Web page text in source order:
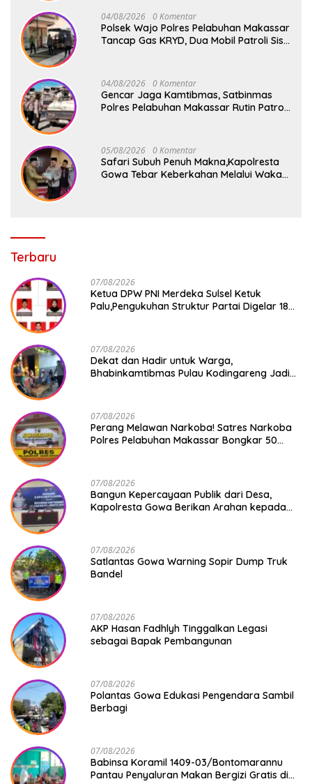
04/08/2026 0 Komentar
Polsek Wajo Polres Pelabuhan Makassar
Tancap Gas KRYD, Dua Mobil Patroli Sisir
04/08/2026 0 Komentar
Gencar Jaga Kamtibmas, Satbinmas
Polres Pelabuhan Makassar Rutin Patroli
05/08/2026 0 Komentar
Safari Subuh Penuh Makna,Kapolresta
Gowa Tebar Keberkahan Melalui Wakaf
Terbaru
07/08/2026
Ketua DPW PNI Merdeka Sulsel Ketuk
Palu,Pengukuhan Struktur Partai Digelar 18
07/08/2026
Dekat dan Hadir untuk Warga,
Bhabinkamtibmas Pulau Kodingareng Jadi
07/08/2026
Perang Melawan Narkoba! Satres Narkoba
Polres Pelabuhan Makassar Bongkar 50
07/08/2026
Bangun Kepercayaan Publik dari Desa,
Kapolresta Gowa Berikan Arahan kepada
07/08/2026
Satlantas Gowa Warning Sopir Dump Truk
Bandel
07/08/2026
AKP Hasan Fadhlyh Tinggalkan Legasi
sebagai Bapak Pembangunan
07/08/2026
Polantas Gowa Edukasi Pengendara Sambil
Berbagi
07/08/2026
Babinsa Koramil 1409-03/Bontomarannu
Pantau Penyaluran Makan Bergizi Gratis di